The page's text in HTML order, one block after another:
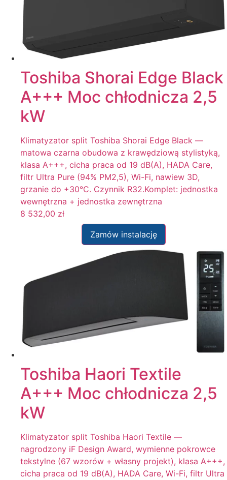
Toshiba Shorai Edge Black
A+++ Moc chłodnicza 2,5
kW
Klimatyzator split Toshiba Shorai Edge Black —
matowa czarna obudowa z krawędziową stylistyką,
klasa A+++, cicha praca od 19 dB(A), HADA Care,
filtr Ultra Pure (94% PM2,5), Wi-Fi, nawiew 3D,
grzanie do +30°C. Czynnik R32.Komplet: jednostka
wewnętrzna + jednostka zewnętrzna
8 532,00 zł
Zamów instalację
Toshiba Haori Textile
A+++ Moc chłodnicza 2,5
kW
Klimatyzator split Toshiba Haori Textile —
nagrodzony iF Design Award, wymienne pokrowce
tekstylne (67 wzorów + własny projekt), klasa A+++,
cicha praca od 19 dB(A), HADA Care, Wi-Fi, filtr Ultra